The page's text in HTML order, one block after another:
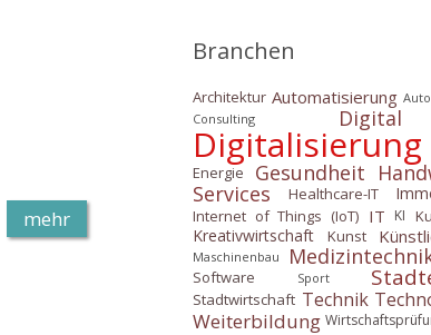
mehr
Branchen
Architektur Automatisierung
Consulting
Digitalisierung
Energie Gesundheit
Services
Healthcare-IT
Internet of Things (IoT) IT KI
Kreativwirtschaft
Kunst
Maschinenbau
Software Sport
Stadtwirtschaft Technik
Weiterbildung